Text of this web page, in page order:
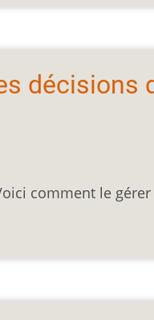
décisions
comment le gérer